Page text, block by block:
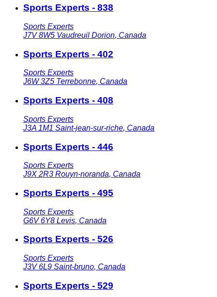
Sports Experts - 838
Sports Experts
J7V 8W5 Vaudreuil Dorion, Canada
Sports Experts - 402
Sports Experts
J6W 3Z5 Terrebonne, Canada
Sports Experts - 408
Sports Experts
J3A 1M1 Saint-jean-sur-riche, Canada
Sports Experts - 446
Sports Experts
J9X 2R3 Rouyn-noranda, Canada
Sports Experts - 495
Sports Experts
G6V 6Y8 Levis, Canada
Sports Experts - 526
Sports Experts
J3V 6L9 Saint-bruno, Canada
Sports Experts - 529